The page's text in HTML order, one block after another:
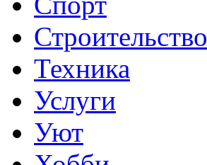
Строительство
Техника
Услуги
Уют